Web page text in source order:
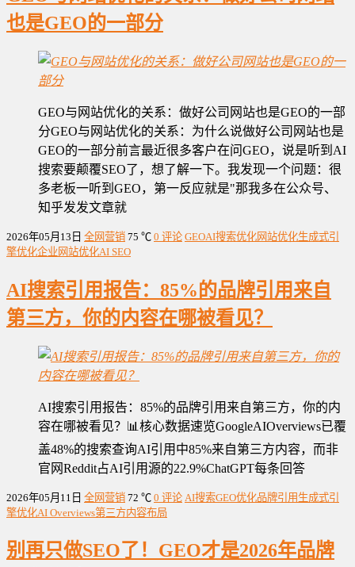
也是GEO的一部分
GEO与网站优化的关系：做好公司网站也是GEO的一部
分GEO与网站优化的关系：为什么说做好公司网站也是
GEO的一部分前言最近很多客户在问GEO，说是听到AI
搜索要颠覆SEO了，想了解一下。我发现一个问题：很
多老板一听到GEO，第一反应就是"那我多在公众号、
知乎发发文章就
2026年05月13日 全网营销 75 ℃ 0 评论 GEOAI搜索优化网站优化生成式引
擎优化企业网站优化AI SEO
AI搜索引用报告：85%的品牌引用来自
第三方，你的内容在哪被看见？
AI搜索引用报告：85%的品牌引用来自第三方，你的内
容在哪被看见？📊核心数据速览GoogleAIOverviews已覆
盖48%的搜索查询AI引用中85%来自第三方内容，而非
官网Reddit占AI引用源的22.9%ChatGPT每条回答
2026年05月11日 全网营销 72 ℃ 0 评论 AI搜索GEO优化品牌引用 生成式引
擎优化AI Overviews第三方内容布局
别再只做SEO了！GEO才是2026年品牌